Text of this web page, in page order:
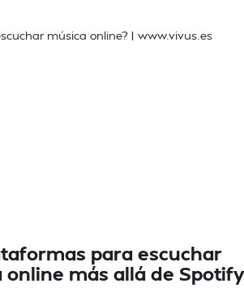
para escuchar
online más allá de Spotify